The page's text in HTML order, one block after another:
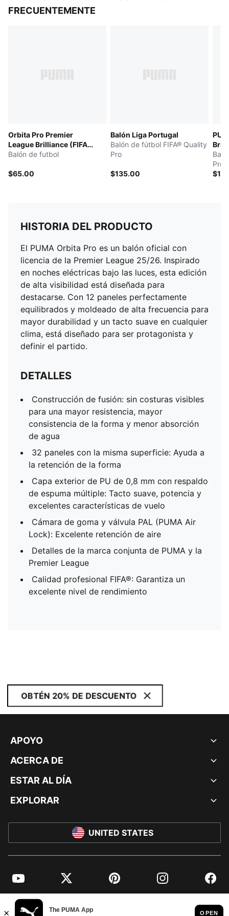
FRECUENTEMENTE
Orbita Pro Premier
League Brilliance (FIFA®
Quality Pro)
Balón de futbol
$65.00
Balón Liga Portugal
Balón de fútbol FIFA® Quality
Pro
$135.00
Pro
HISTORIA DEL PRODUCTO
El PUMA Orbita Pro es un balón oficial con
licencia de la Premier League 25/26. Inspirado
en noches eléctricas bajo las luces, esta edición
de alta visibilidad está diseñada para
destacarse. Con 12 paneles perfectamente
equilibrados y moldeado de alta frecuencia para
mayor durabilidad y un tacto suave en cualquier
clima, está diseñado para ser protagonista y
definir el partido.
DETALLES
Construcción de fusión: sin costuras visibles
para una mayor resistencia, mayor
consistencia de la forma y menor absorción
de agua
32 paneles con la misma superficie: Ayuda a
la retención de la forma
Capa exterior de PU de 0,8 mm con respaldo
de espuma múltiple: Tacto suave, potencia y
excelentes características de vuelo
Cámara de goma y válvula PAL (PUMA Air
Lock): Excelente retención de aire
Detalles de la marca conjunta de PUMA y la
Premier League
Calidad profesional FIFA®: Garantiza un
excelente nivel de rendimiento
OBTÉN 20% DE DESCUENTO
APOYO
ACERCA DE
ESTAR AL DÍA
EXPLORAR
UNITED STATES
YouTube Twitter Pinterest Instagram
© PUMA NORTH AMERICA, INC.
IMPRINT AND LEGAL DATA